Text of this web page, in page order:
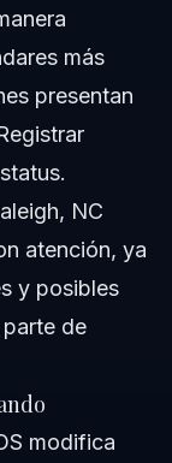
más
presentan
NC
atención, ya
y posibles
de
modifica